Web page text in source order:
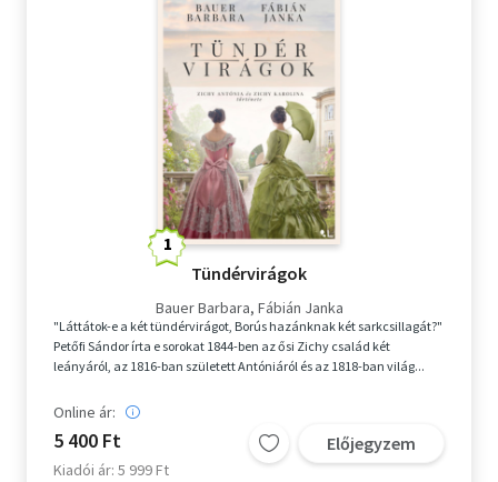
Tündérvirágok
Bauer Barbara Fábián Janka
"Láttátok-e a két tündérvirágot, Borús hazánknak két sarkcsillagát?"
Petőfi Sándor írta e sorokat 1844-ben az ősi Zichy család két
leányáról, az 1816-ban született Antóniáról és az 1818-ban világ...
Online ár:
5 400 Ft
Kiadói ár: 5 999 Ft
Előjegyzem